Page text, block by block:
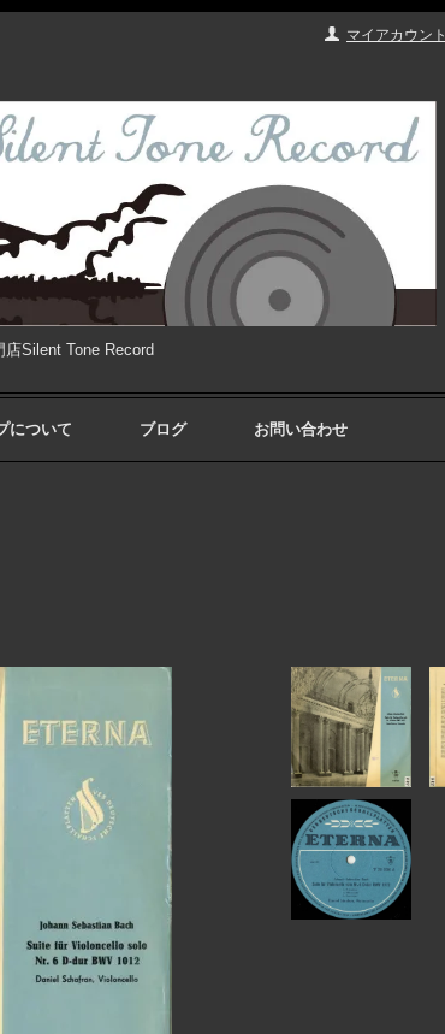
マイアカウント
Silent Tone Record
について ブログ お問い合わせ